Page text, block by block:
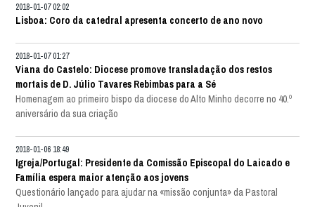
2018-01-07 02:02
Lisboa: Coro da catedral apresenta concerto de ano novo
2018-01-07 01:27
Viana do Castelo: Diocese promove transladação dos restos
mortais de D. Júlio Tavares Rebimbas para a Sé
Homenagem ao primeiro bispo da diocese do Alto Minho decorre no 40.º
aniversário da sua criação
2018-01-06 18:49
Igreja/Portugal: Presidente da Comissão Episcopal do Laicado e
Família espera maior atenção aos jovens
Questionário lançado para ajudar na «missão conjunta» da Pastoral